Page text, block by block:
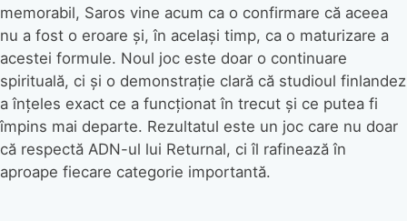
memorabil, Saros vine acum ca o confirmare că aceea
nu a fost o eroare și, în același timp, ca o maturizare a
acestei formule. Noul joc este doar o continuare
spirituală, ci și o demonstrație clară că studioul finlandez
a înțeles exact ce a funcționat în trecut și ce putea fi
împins mai departe. Rezultatul este un joc care nu doar
că respectă ADN-ul lui Returnal, ci îl rafinează în
aproape fiecare categorie importantă.